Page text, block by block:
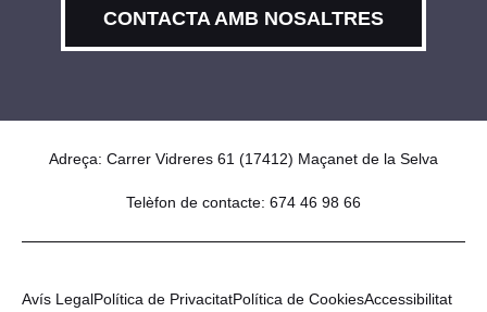
CONTACTA AMB NOSALTRES
Adreça: Carrer Vidreres 61 (17412) Maçanet de la Selva
Telèfon de contacte: 674 46 98 66
Avís LegalPolítica de PrivacitatPolítica de CookiesAccessibilitat